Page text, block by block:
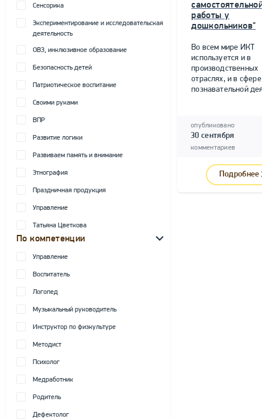
Сенсорика
Экспериментирование и исследовательская
деятельность
ОВЗ, инклюзивное образование
Безопасность детей
Патриотическое воспитание
Своими руками
ВПР
Развитие логики
Развиваем память и внимание
Этнография
Праздничная продукция
Управление
Татьяна Цветкова
По компетенции
Управление
Воспитатель
Логопед
Музыкальный руководитель
Инструктор по физкультуре
Методист
Психолог
Медработник
Родитель
Дефектолог
работы у
дошкольников"
Во всем мире ИКТ
используется и в
производственных
отраслях, и в сфере
познавательной
опубликовано
30 сентября
комментариев
Подробнее